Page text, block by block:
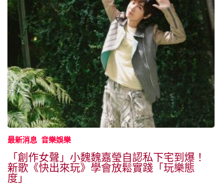
最新消息 音樂娛樂
「創作女聲」小魏魏嘉瑩自認私下宅到爆！
新歌《快出來玩》學會放鬆實踐「玩樂態
度」